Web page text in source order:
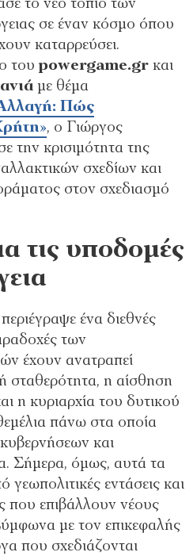
το νέο τοπίο των
σε έναν κόσμο όπου
καταρρεύσει.
του powergame.gr και
με θέμα
Πώς
», ο Γιώργος
την κρισιμότητα της
σχεδίων και
στον σχεδιασμό
τις υποδομές
ένα διεθνές
των
έχουν ανατραπεί
σταθερότητα, η αίσθηση
η κυριαρχία του δυτικού
πάνω στα οποία
και
Σήμερα, όμως, αυτά τα
γεωπολιτικές εντάσεις και
που επιβάλλουν νέους
με τον επικεφαλής
που σχεδιάζονται